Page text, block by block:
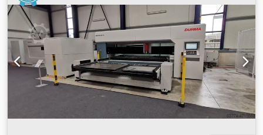
lượng phôi (tối đa):3.000 kg, loại dòng điện đầu vào:ba
pha, điện áp đầu vào:250 V , độ dày tấm nhôm (tối đa):100
mm, chiều dài bàn:3.000 mm, tốc độ vận hành:6.000
mm/s, chiều rộng bàn:1.500 mm, dung tích thùng chứa:
5.500 l
, áp suất: 3.600 thanh, tốc độ định vị:60 m/phút, tốc
độ chạy nhanh trục X:60 m/phút, tịnh tiến nhanh trục Y:
60 m/phút, hành trình nhanh trục Z: 2 m/phút, chiều cao
, áp suất làm việc:3.600 thanh, năm đại tu
, kết nối nước thải: 50 mm, tần số đầu vào:
50 Hz, công suất:120 kW (163,15 mã lực), nhà sản xuất bộ